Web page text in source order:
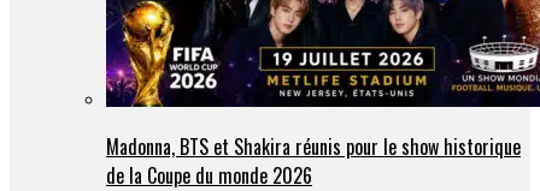
Madonna, BTS et Shakira réunis pour le show historique
de la Coupe du monde 2026